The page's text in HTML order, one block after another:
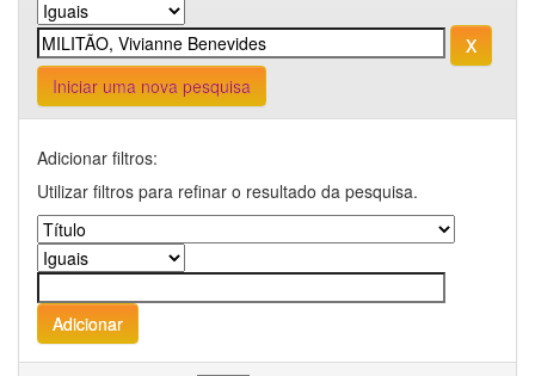
Iniciar uma nova pesquisa
Adicionar filtros:
Utilizar filtros para refinar o resultado da pesquisa.